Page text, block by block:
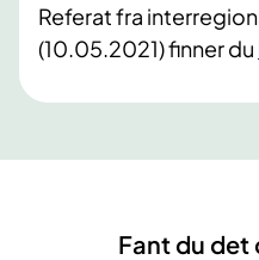
Referat fra
(10.05.2021) finner du
Fant du det